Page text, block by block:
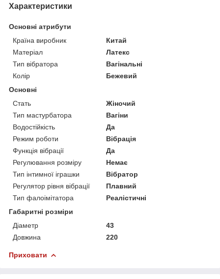
Характеристики
Основні атрибути
Країна виробник
Китай
Матеріал
Латекс
Тип вібратора
Вагінальні
Колір
Бежевий
Основні
Стать
Жіночий
Тип мастурбатора
Вагіни
Водостійкість
Да
Режим роботи
Вібрація
Функція вібрації
Да
Регулювання розміру
Немає
Тип інтимної іграшки
Вібратор
Регулятор рівня вібрації
Плавний
Тип фалоімітатора
Реалістичні
Габаритні розміри
Діаметр
43
Довжина
220
Приховати